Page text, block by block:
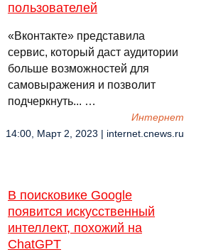
пользователей
«Вконтакте» представила
сервис, который даст аудитории
больше возможностей для
самовыражения и позволит
подчеркнуть... …
Интернет
14:00, Март 2, 2023 | internet.cnews.ru
В поисковике Google
появится искусственный
интеллект, похожий на
ChatGPT